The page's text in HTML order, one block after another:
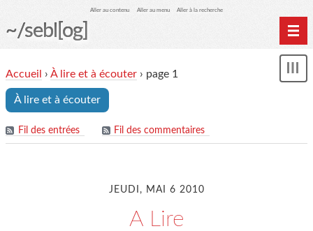
Aller au contenu Aller au menu Aller à la recherche
~/sebl[og]
Archives
Accueil › À lire et à écouter › page 1
À lire et à écouter
Fil des entrées Fil des commentaires
JEUDI, MAI 6 2010
A Lire